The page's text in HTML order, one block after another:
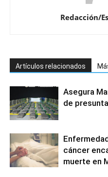
Redacción/
Artículos relacionados
Asegura
de
cáncer
muerte en